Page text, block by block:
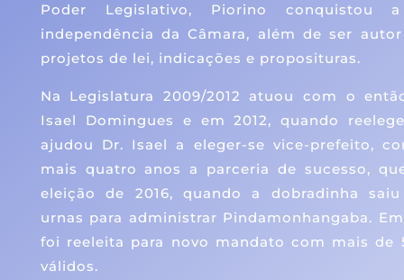
Poder Legislativo, Piorino
independência da Câmara, além de ser
projetos de lei, indicações e proposituras.
Na Legislatura 2009/2012 atuou com o
Isael Domingues e em 2012, quando
ajudou Dr. Isael a eleger-se vice-prefeito,
mais quatro anos a parceria de sucesso,
eleição de 2016, quando a dobradinha
urnas para administrar Pindamonhangaba.
foi reeleita para novo mandato com mais de
válidos.